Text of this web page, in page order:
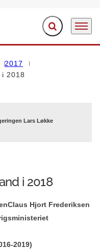
Fold søgefelt ud
Menu
2017
2018
Lars Løkke
i 2018
Claus Hjort Frederiksen
2019)